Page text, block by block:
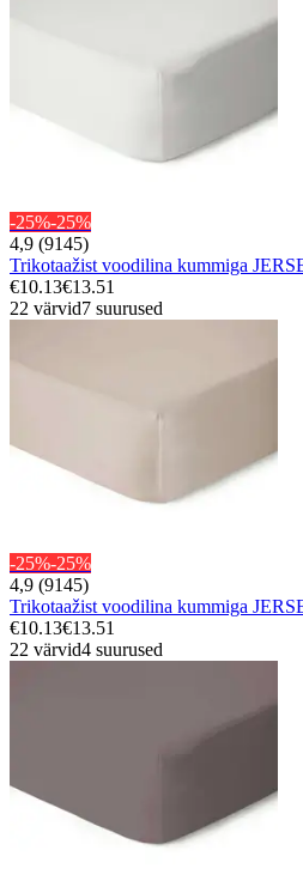
-25%-25%
4,9 (9145)
Trikotaažist voodilina kummiga
€10.13€13.51
22 värvid7 suurused
-25%-25%
4,9 (9145)
Trikotaažist voodilina kummiga
€10.13€13.51
22 värvid4 suurused